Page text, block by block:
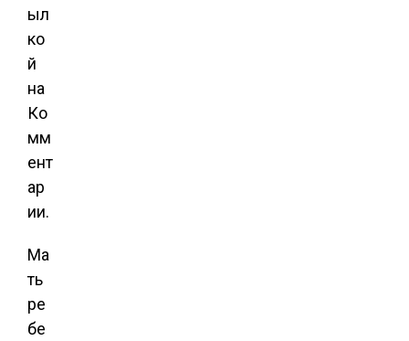
ыл
ко
й
на
Ко
мм
ент
ар
ии.
Ма
ть
ре
бе